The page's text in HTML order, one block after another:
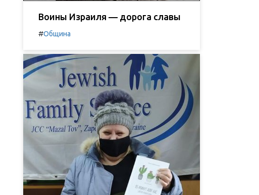
Воины Израиля — дорога славы
#Община